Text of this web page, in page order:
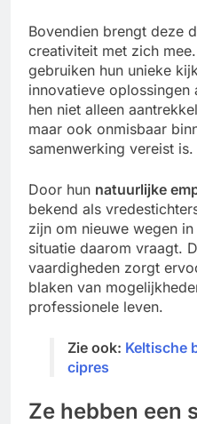
Bovendien brengt deze
creativiteit met zich
gebruiken hun unieke
innovatieve oplossingen
hen niet alleen
maar ook onmisbaar
samenwerking vereist is.
Door hun natuurlijke
bekend als
zijn om nieuwe wegen
situatie daarom vraagt.
vaardigheden zorgt
blaken van
professionele leven.
Zie ook: Keltische
cipres
Ze hebben een